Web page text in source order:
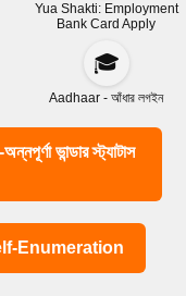
Yua Shakti: Employment
Bank Card Apply
🎓
Aadhaar - আঁধার লগইন
ভান্ডার স্ট্যাটাস
Enumeration